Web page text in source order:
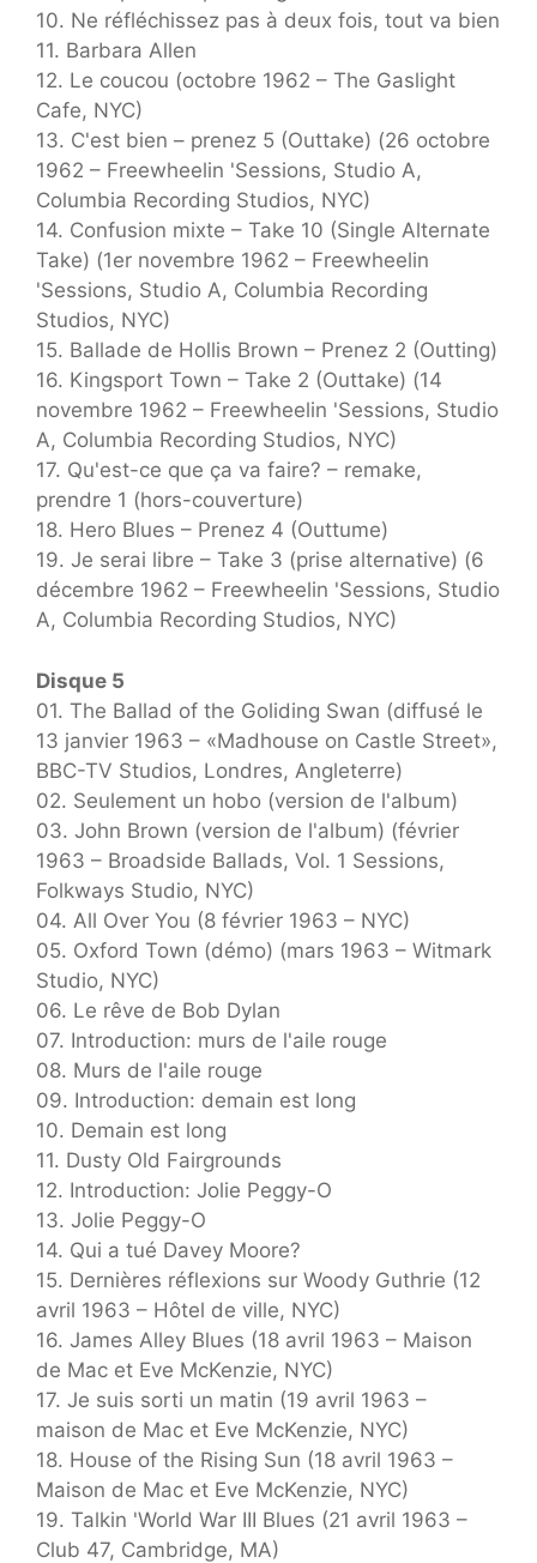
10. Ne réfléchissez pas à deux fois, tout va bien
11. Barbara Allen
12. Le coucou (octobre 1962 – The Gaslight
Cafe, NYC)
13. C'est bien – prenez 5 (Outtake) (26 octobre
1962 – Freewheelin 'Sessions, Studio A,
Columbia Recording Studios, NYC)
14. Confusion mixte – Take 10 (Single Alternate
Take) (1er novembre 1962 – Freewheelin
'Sessions, Studio A, Columbia Recording
Studios, NYC)
15. Ballade de Hollis Brown – Prenez 2 (Outting)
16. Kingsport Town – Take 2 (Outtake) (14
novembre 1962 – Freewheelin 'Sessions, Studio
A, Columbia Recording Studios, NYC)
17. Qu'est-ce que ça va faire? – remake,
prendre 1 (hors-couverture)
18. Hero Blues – Prenez 4 (Outtume)
19. Je serai libre – Take 3 (prise alternative) (6
décembre 1962 – Freewheelin 'Sessions, Studio
A, Columbia Recording Studios, NYC)
Disque 5
01. The Ballad of the Goliding Swan (diffusé le
13 janvier 1963 – «Madhouse on Castle Street»,
BBC-TV Studios, Londres, Angleterre)
02. Seulement un hobo (version de l'album)
03. John Brown (version de l'album) (février
1963 – Broadside Ballads, Vol. 1 Sessions,
Folkways Studio, NYC)
04. All Over You (8 février 1963 – NYC)
05. Oxford Town (démo) (mars 1963 – Witmark
Studio, NYC)
06. Le rêve de Bob Dylan
07. Introduction: murs de l'aile rouge
08. Murs de l'aile rouge
09. Introduction: demain est long
10. Demain est long
11. Dusty Old Fairgrounds
12. Introduction: Jolie Peggy-O
13. Jolie Peggy-O
14. Qui a tué Davey Moore?
15. Dernières réflexions sur Woody Guthrie (12
avril 1963 – Hôtel de ville, NYC)
16. James Alley Blues (18 avril 1963 – Maison
de Mac et Eve McKenzie, NYC)
17. Je suis sorti un matin (19 avril 1963 –
maison de Mac et Eve McKenzie, NYC)
18. House of the Rising Sun (18 avril 1963 –
Maison de Mac et Eve McKenzie, NYC)
19. Talkin 'World War III Blues (21 avril 1963 –
Club 47, Cambridge, MA)